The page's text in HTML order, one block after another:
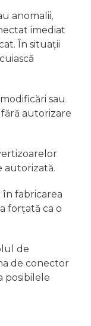
anomalii,
imediat
În situații
sau
autorizare
autorizată.
fabricarea
forțată ca o
de
de conector
posibilele